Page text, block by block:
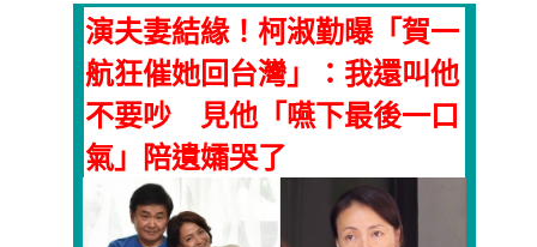
演夫妻結緣！柯淑勤曝「賀一
航狂催她回台灣」：我還叫他
不要吵 見他「嚥下最後一口
氣」陪遺孀哭了